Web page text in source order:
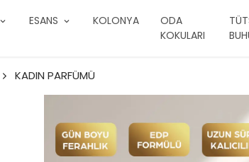
ESANS KOLONYA
ODA
KOKULARI
KADIN PARFÜMÜ